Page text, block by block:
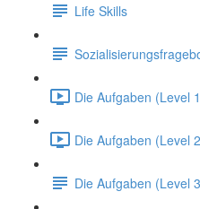
Life Skills
Die Aufgaben (Level
Die Aufgaben (Level
Die Aufgaben (Level